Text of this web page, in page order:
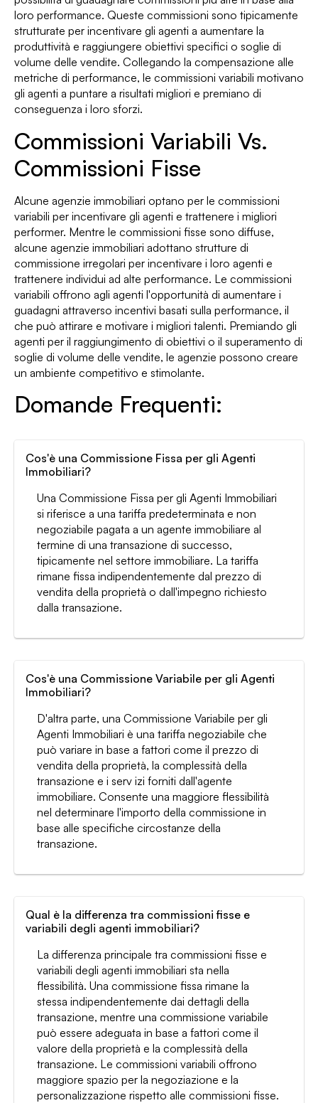
loro performance. Queste commissioni sono tipicamente
strutturate per incentivare gli agenti a aumentare la
produttività e raggiungere obiettivi specifici o soglie di
volume delle vendite. Collegando la compensazione alle
metriche di performance, le commissioni variabili motivano
gli agenti a puntare a risultati migliori e premiano di
conseguenza i loro sforzi.
Commissioni Variabili Vs.
Commissioni Fisse
Alcune agenzie immobiliari optano per le commissioni
variabili per incentivare gli agenti e trattenere i migliori
performer. Mentre le commissioni fisse sono diffuse,
alcune agenzie immobiliari adottano strutture di
commissione irregolari per incentivare i loro agenti e
trattenere individui ad alte performance. Le commissioni
variabili offrono agli agenti l'opportunità di aumentare i
guadagni attraverso incentivi basati sulla performance, il
che può attirare e motivare i migliori talenti. Premiando gli
agenti per il raggiungimento di obiettivi o il superamento di
soglie di volume delle vendite, le agenzie possono creare
un ambiente competitivo e stimolante.
Domande Frequenti:
Cos'è una Commissione Fissa per gli Agenti
Immobiliari?
Una Commissione Fissa per gli Agenti Immobiliari
si riferisce a una tariffa predeterminata e non
negoziabile pagata a un agente immobiliare al
termine di una transazione di successo,
tipicamente nel settore immobiliare. La tariffa
rimane fissa indipendentemente dal prezzo di
vendita della proprietà o dall'impegno richiesto
dalla transazione.
Cos'è una Commissione Variabile per gli Agenti
Immobiliari?
D'altra parte, una Commissione Variabile per gli
Agenti Immobiliari è una tariffa negoziabile che
può variare in base a fattori come il prezzo di
vendita della proprietà, la complessità della
transazione e i serv izi forniti dall'agente
immobiliare. Consente una maggiore flessibilità
nel determinare l'importo della commissione in
base alle specifiche circostanze della
transazione.
Qual è la differenza tra commissioni fisse e
variabili degli agenti immobiliari?
La differenza principale tra commissioni fisse e
variabili degli agenti immobiliari sta nella
flessibilità. Una commissione fissa rimane la
stessa indipendentemente dai dettagli della
transazione, mentre una commissione variabile
può essere adeguata in base a fattori come il
valore della proprietà e la complessità della
transazione. Le commissioni variabili offrono
maggiore spazio per la negoziazione e la
personalizzazione rispetto alle commissioni fisse.